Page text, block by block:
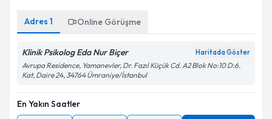
Adres 1 Online Görüşme
Klinik Psikolog Eda Nur Biçer Haritada Göster
Avrupa Residence, Yamanevler, Dr. Fazıl Küçük Cd. A2 Blok No:10 D:6.
Kat, Daire 24, 34764 Ümraniye/İstanbul
En Yakın Saatler